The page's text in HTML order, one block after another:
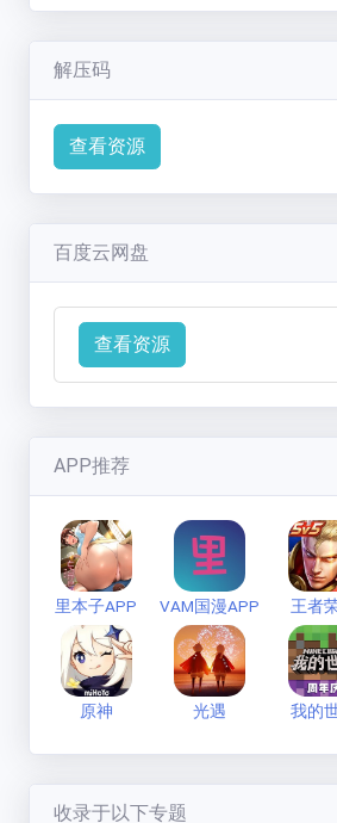
法
解压码
查看资源
百度云网盘
查看资源
APP推荐
里本子APP VAM国漫APP 王者
原神 光遇 我的
收录于以下专题